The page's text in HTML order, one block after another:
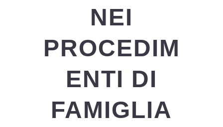
NEI
PROCEDIM
ENTI DI
FAMIGLIA